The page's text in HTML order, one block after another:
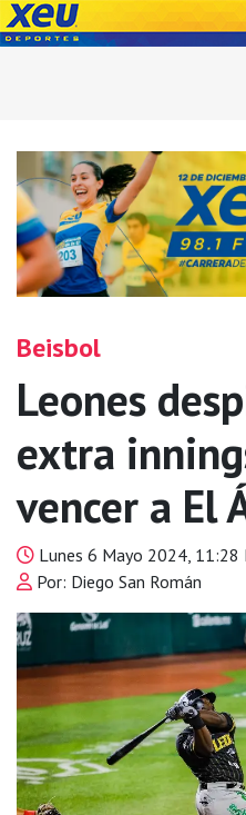
Beisbol
Leones
extra
vencer a El
Lunes 6 Mayo 2024, 11:28
Por: Diego San Román